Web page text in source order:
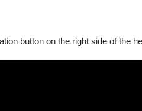
button on the right side of the